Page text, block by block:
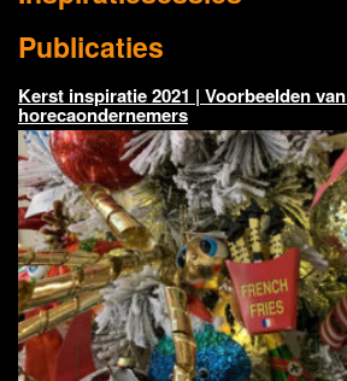
Publicaties
Kerst inspiratie 2021 | Voorbeelden
horecaondernemers